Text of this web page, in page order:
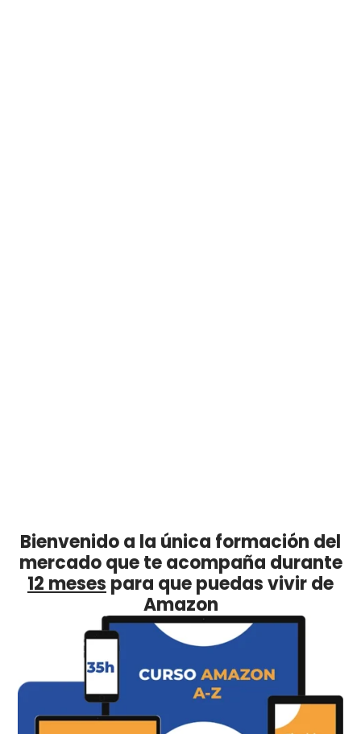
Bienvenido a la única formación del
mercado que te acompaña durante
12 meses para que puedas vivir de
Amazon